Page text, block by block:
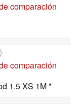
comparación
comparación
1.5 XS 1M *